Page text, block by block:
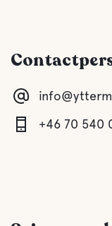
Douche
+46 70 540